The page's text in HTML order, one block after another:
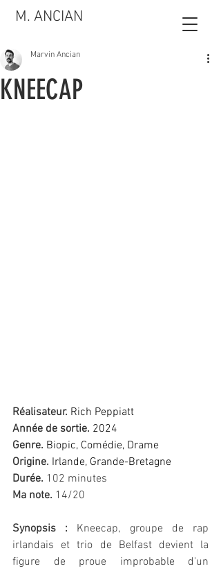
M. ANCIAN
KNEECAP
Marvin Ancian
Réalisateur. Rich Peppiatt
Année de sortie. 2024
Genre. Biopic, Comédie, Drame
Origine. Irlande, Grande-Bretagne
Durée. 102 minutes
Ma note. 14/20
Synopsis :
Kneecap, groupe de rap
irlandais et trio de Belfast devient la
figure de proue improbable d'un